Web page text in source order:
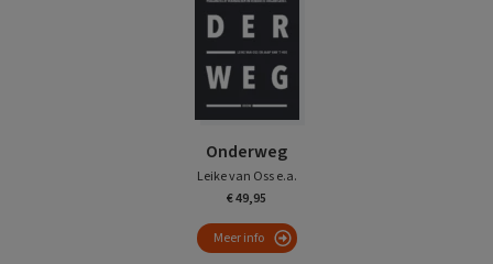
Onderweg
Leike van Oss e.a.
€ 49,95
Meer info